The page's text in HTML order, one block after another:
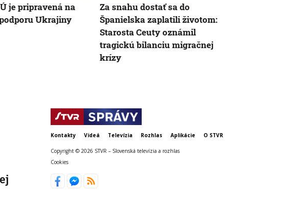
je pripravená na
Ukrajiny
Za snahu dostať sa do
Španielska zaplatili životom:
Starosta Ceuty oznámil
tragickú bilanciu migračnej
krízy
Kontakty Videá Televízia Rozhlas Aplikácie O STVR
Copyright © 2026 STVR – Slovenská televízia a rozhlas
Cookies